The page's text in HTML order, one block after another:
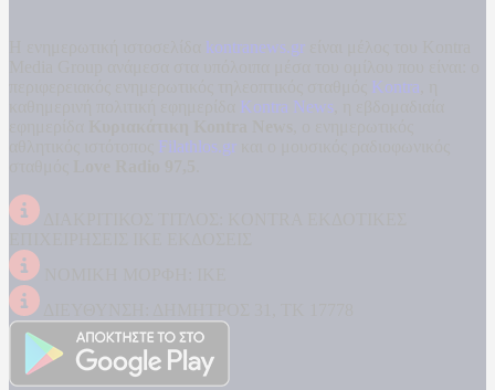
kontranews.gr
Kontra
Kontra News
Filathlos.gr